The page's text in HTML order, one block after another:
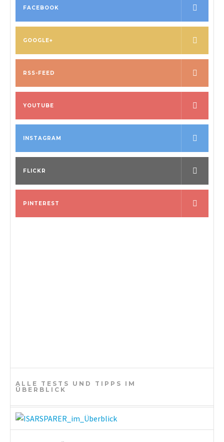
FACEBOOK
GOOGLE+
RSS-FEED
YOUTUBE
INSTAGRAM
FLICKR
PINTEREST
ALLE TESTS UND TIPPS IM
ÜBERBLICK